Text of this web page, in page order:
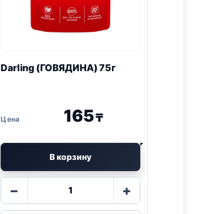
Darling (ГОВЯДИНА) 75г
165₸
В корзину
−
товара
Darling
+